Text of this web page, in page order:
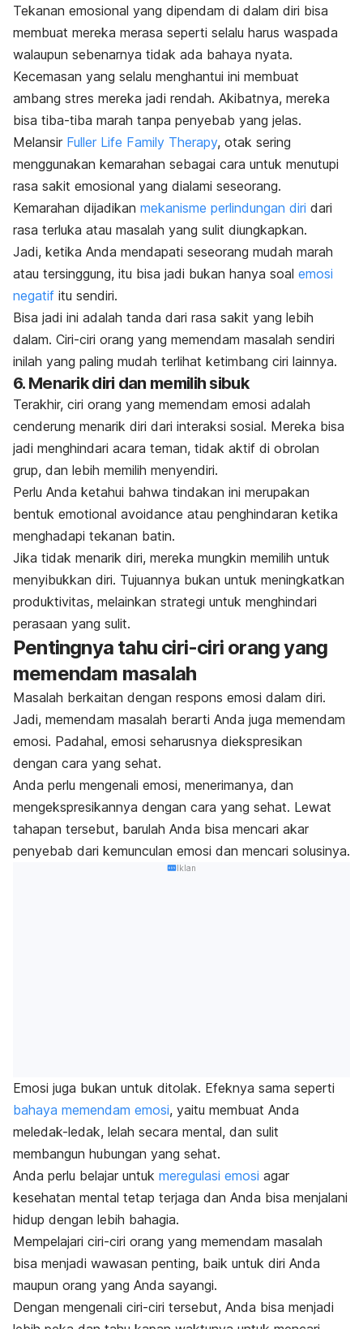
Tekanan emosional yang dipendam di dalam diri bisa
membuat mereka merasa seperti selalu harus waspada
walaupun sebenarnya tidak ada bahaya nyata.
Kecemasan yang selalu menghantui ini membuat
ambang stres mereka jadi rendah. Akibatnya, mereka
bisa tiba-tiba marah tanpa penyebab yang jelas.
Melansir Fuller Life Family Therapy, otak sering
menggunakan kemarahan sebagai cara untuk menutupi
rasa sakit emosional yang dialami seseorang.
Kemarahan dijadikan mekanisme perlindungan diri dari
rasa terluka atau masalah yang sulit diungkapkan.
Jadi, ketika Anda mendapati seseorang mudah marah
atau tersinggung, itu bisa jadi bukan hanya soal emosi
negatif itu sendiri.
Bisa jadi ini adalah tanda dari rasa sakit yang lebih
dalam. Ciri-ciri orang yang memendam masalah sendiri
inilah yang paling mudah terlihat ketimbang ciri lainnya.
6. Menarik diri dan memilih sibuk
Terakhir, ciri orang yang memendam emosi adalah
cenderung menarik diri dari interaksi sosial. Mereka bisa
jadi menghindari acara teman, tidak aktif di obrolan
grup, dan lebih memilih menyendiri.
Perlu Anda ketahui bahwa tindakan ini merupakan
bentuk emotional avoidance atau penghindaran ketika
menghadapi tekanan batin.
Jika tidak menarik diri, mereka mungkin memilih untuk
menyibukkan diri. Tujuannya bukan untuk meningkatkan
produktivitas, melainkan strategi untuk menghindari
perasaan yang sulit.
Pentingnya tahu ciri-ciri orang yang
memendam masalah
Masalah berkaitan dengan respons emosi dalam diri.
Jadi, memendam masalah berarti Anda juga memendam
emosi. Padahal, emosi seharusnya diekspresikan
dengan cara yang sehat.
Anda perlu mengenali emosi, menerimanya, dan
mengekspresikannya dengan cara yang sehat. Lewat
tahapan tersebut, barulah Anda bisa mencari akar
penyebab dari kemunculan emosi dan mencari solusinya.
Iklan
Emosi juga bukan untuk ditolak. Efeknya sama seperti
bahaya memendam emosi, yaitu membuat Anda
meledak-ledak, lelah secara mental, dan sulit
membangun hubungan yang sehat.
Anda perlu belajar untuk meregulasi emosi agar
kesehatan mental tetap terjaga dan Anda bisa menjalani
hidup dengan lebih bahagia.
Mempelajari ciri-ciri orang yang memendam masalah
bisa menjadi wawasan penting, baik untuk diri Anda
maupun orang yang Anda sayangi.
Dengan mengenali ciri-ciri tersebut, Anda bisa menjadi